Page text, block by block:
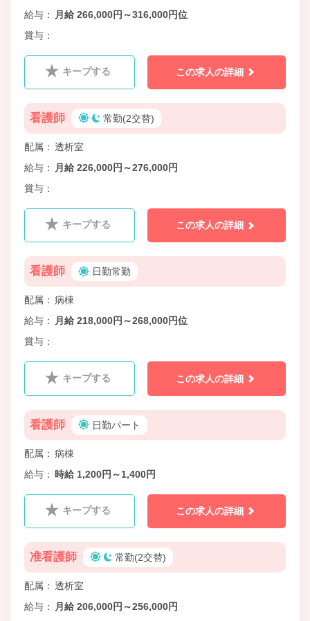
給与
月給 266,000円～316,000円位
賞与
キープする この求人の詳細
看護師 常勤(2交替)
配属
透析室
給与
月給 226,000円～276,000円
賞与
キープする この求人の詳細
看護師 日勤常勤
配属
病棟
給与
月給 218,000円～268,000円位
賞与
キープする この求人の詳細
看護師 日勤パート
配属
病棟
給与
時給 1,200円～1,400円
キープする この求人の詳細
准看護師 常勤(2交替)
配属
透析室
給与
月給 206,000円～256,000円